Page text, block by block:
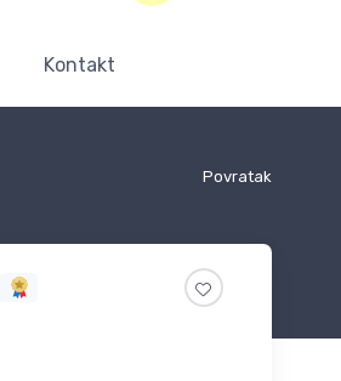
Kontakt
Povratak